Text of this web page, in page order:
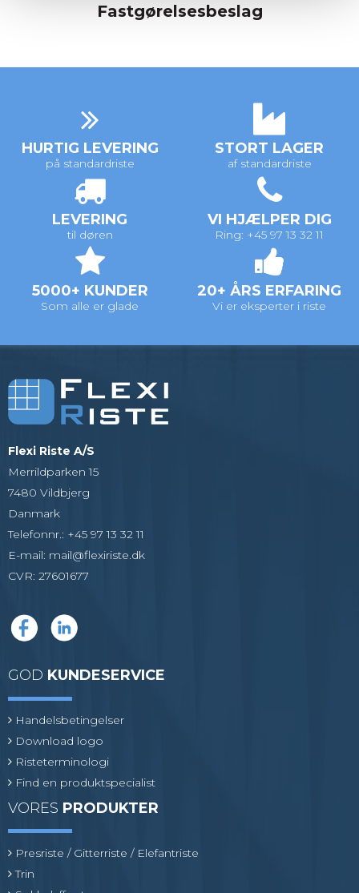
Fastgørelsesbeslag
HURTIG LEVERING
på standardriste
STORT LAGER
af standardriste
LEVERING
til døren
VI HJÆLPER DIG
Ring: +45 97 13 32 11
5000+ KUNDER
Som alle er glade
20+ ÅRS ERFARING
Vi er eksperter i riste
Flexi Riste A/S
Merrildparken 15
7480 Vildbjerg
Danmark
Telefonnr.: +45 97 13 32 11
E-mail: mail@flexiriste.dk
CVR: 27601677
GOD KUNDESERVICE
Handelsbetingelser
Download logo
Risteterminologi
Find en produktspecialist
VORES PRODUKTER
Presriste / Gitterriste / Elefantriste
Trin